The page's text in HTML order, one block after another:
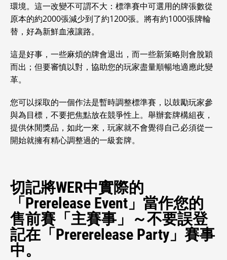
環境。這一改變不可謂不大：標準賽中可選用的牌張數從
原本的約2000張減少到了約1200張。將有約1000張牌輪
替，好為新鮮血液讓路。
這是好事，一些麻煩的牌會退出，而一些新策略則會脫穎
而出；但要審慎以對，協助您的玩家盡量順暢地適應此變
革。
您可以採取的一個作法是暫時調整標準賽，以鼓勵玩家參
與為目標，不要把焦點放在競爭性上。舉辦套牌構組夜，
提供休閒獎品，如此一來，玩家就不會覺得自己必須從一
開始就擁有精心調整過的一級套牌。
切記將WER中實際的
「Prerelease Event」當作您的
售前賽「主賽事」～不要誤登
記在「Prererelease Party」賽事
中。